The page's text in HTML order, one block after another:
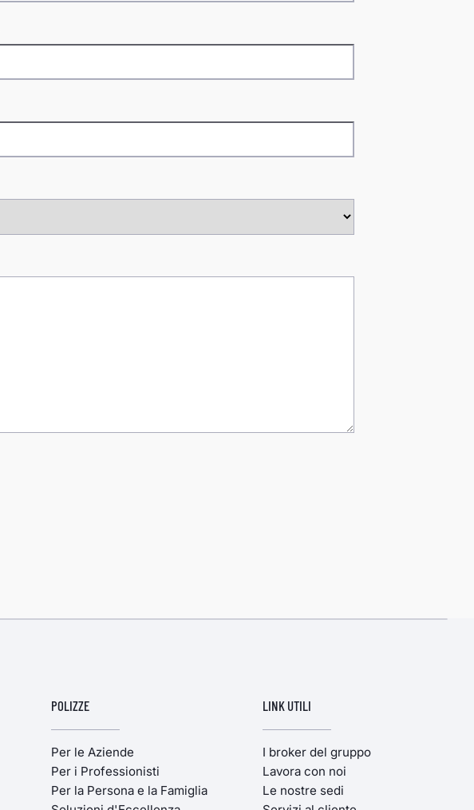
POLIZZE
Per le Aziende
Per i Professionisti
Per la Persona e la Famiglia
LINK UTILI
I broker del gruppo
Lavora con noi
Le nostre sedi